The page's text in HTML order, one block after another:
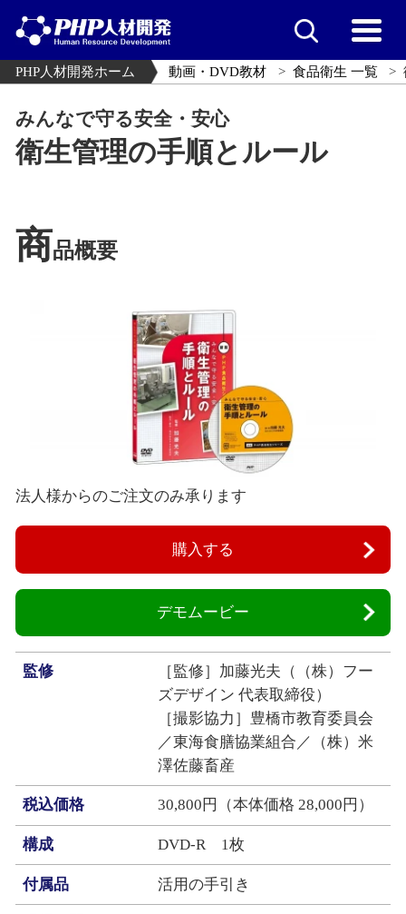
PHP人材開発ホーム 動画・DVD教材 食品衛生 一覧
みんなで守る安全・安心
衛生管理の手順とルール
商品概要
法人様からのご注文のみ承ります
購入する
デモムービー
監修
［監修］加藤光夫（（株）フー
ズデザイン 代表取締役）
［撮影協力］豊橋市教育委員会
／東海食膳協業組合／（株）米
澤佐藤畜産
税込価格 30,800円（本体価格 28,000円）
構成 DVD‐R 1枚
付属品 活用の手引き